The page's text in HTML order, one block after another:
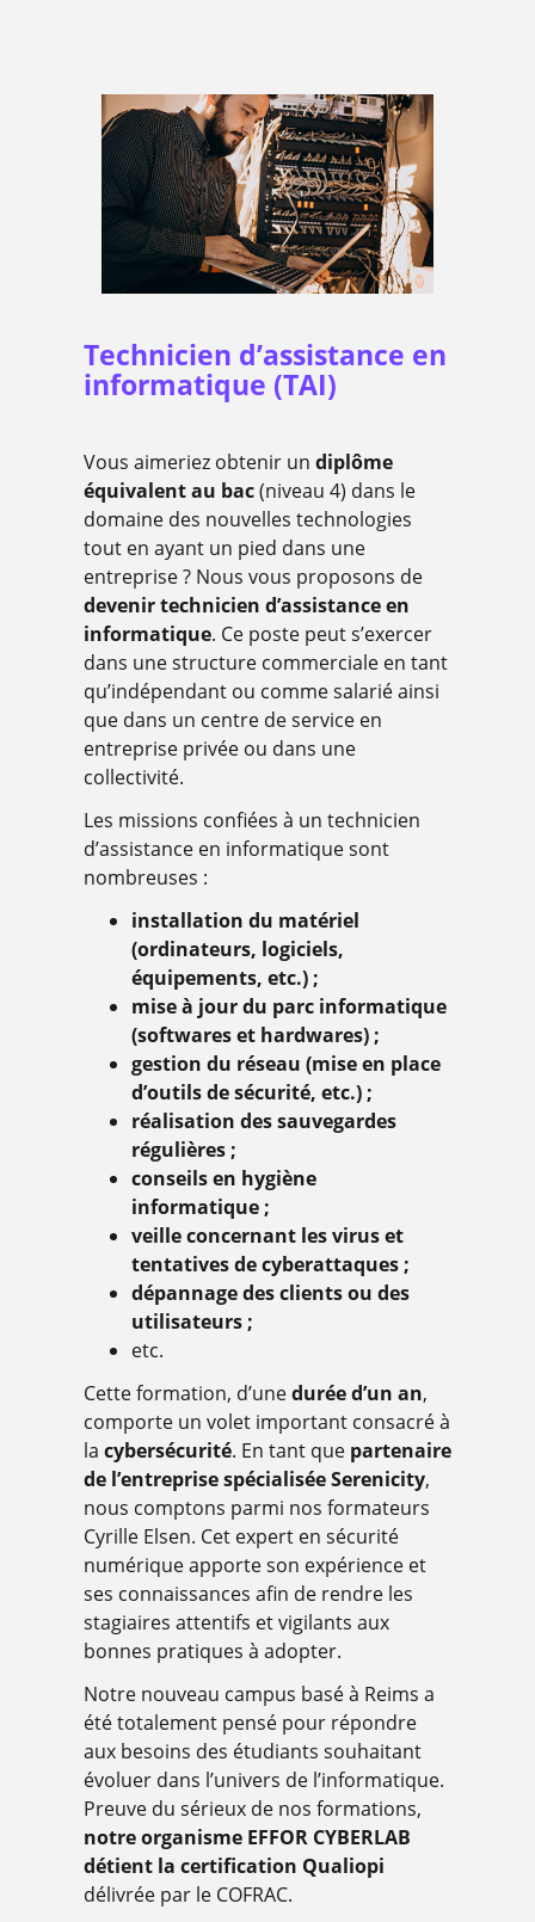
Technicien d’assistance en
informatique (TAI)
Vous aimeriez obtenir un diplôme
équivalent au bac(niveau 4) dans le
domaine des nouvelles technologies
tout en ayant un pied dans une
entreprise ? Nous vous proposons de
devenir technicien d’assistance en
informatique. Ce poste peut s’exercer
dans une structure commerciale en tant
qu’indépendant ou comme salarié ainsi
que dans un centre de service en
entreprise privée ou dans une
collectivité.
Les missions confiées à un technicien
d’assistance en informatique sont
nombreuses :
installation du matériel
(ordinateurs, logiciels,
équipements, etc.) ;
mise à jour du parc informatique
(softwares et hardwares) ;
gestion du réseau (mise en place
d’outils de sécurité, etc.) ;
réalisation des sauvegardes
régulières ;
conseils en hygiène
informatique ;
veille concernant les virus et
tentatives de cyberattaques ;
dépannage des clients ou des
utilisateurs ;
etc.
Cette formation, d’unedurée d’un an,
comporte un volet important consacré à
la cybersécurité. En tant que partenaire
de l’entreprise spécialisée Serenicity,
nous comptons parmi nos formateurs
Cyrille Elsen. Cet expert en sécurité
numérique apporte son expérience et
ses connaissances afin de rendre les
stagiaires attentifs et vigilants aux
bonnes pratiques à adopter.
Notre nouveau campus basé à Reims a
été totalement pensé pour répondre
aux besoins des étudiants souhaitant
évoluer dans l’univers de l’informatique.
Preuve du sérieux de nos formations,
notre organisme EFFOR CYBERLAB
détient la certification Qualiopi
délivrée par le COFRAC.